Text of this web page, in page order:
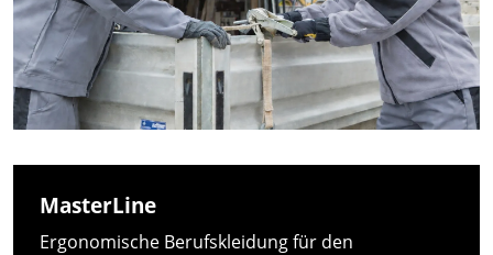
MasterLine
Ergonomische Berufskleidung für den